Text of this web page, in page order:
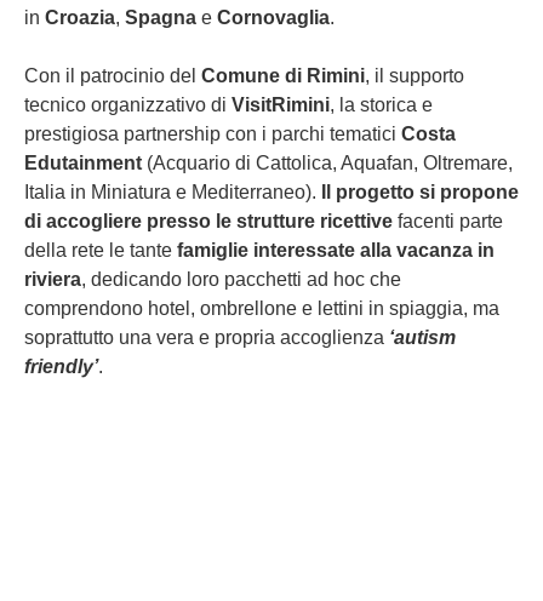
in Croazia, Spagna e Cornovaglia.
Con il patrocinio del Comune di Rimini, il supporto
tecnico organizzativo di VisitRimini, la storica e
prestigiosa partnership con i parchi tematici Costa
Edutainment (Acquario di Cattolica, Aquafan, Oltremare,
Italia in Miniatura e Mediterraneo). Il progetto si propone
di accogliere presso le strutture ricettive facenti parte
della rete le tante famiglie interessate alla vacanza in
riviera, dedicando loro pacchetti ad hoc che
comprendono hotel, ombrellone e lettini in spiaggia, ma
soprattutto una vera e propria accoglienza ‘autism
friendly’.